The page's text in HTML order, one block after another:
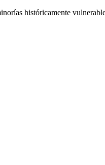
históricamente